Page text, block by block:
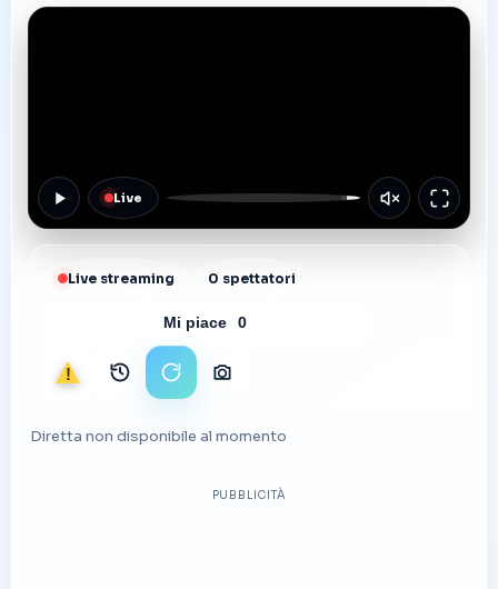
Live
Live streaming 0 spettatori
Mi piace 0
SegnalaArchivio immagini
Ricarica stream
Scarica foto
Diretta non disponibile al momento
PUBBLICITÀ